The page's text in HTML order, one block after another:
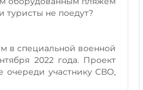
туристы не поедут?
в специальной военной
2022 года. Проект
очереди участнику СВО,